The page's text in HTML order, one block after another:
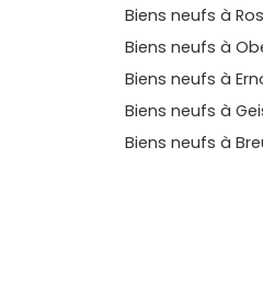
Biens neufs à
Biens neufs à
Biens neufs à
Biens neufs à
Biens neufs à